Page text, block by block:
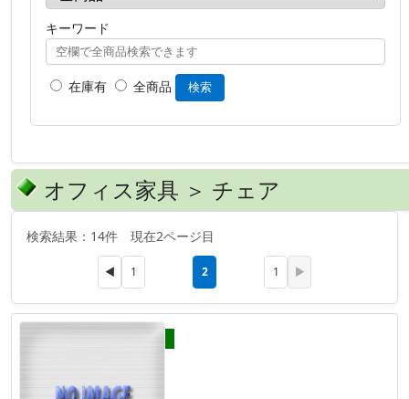
キーワード
在庫有 全商品 検索
オフィス家具 ＞ チェア
検索結果：14件 現在2ページ目
◀ 1 2 1 ▶